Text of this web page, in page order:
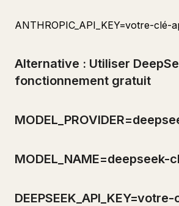
ANTHROPIC_API_KEY=votre-clé-
Alternative : Utiliser
fonctionnement gratuit
MODEL_NAME=deepseek-